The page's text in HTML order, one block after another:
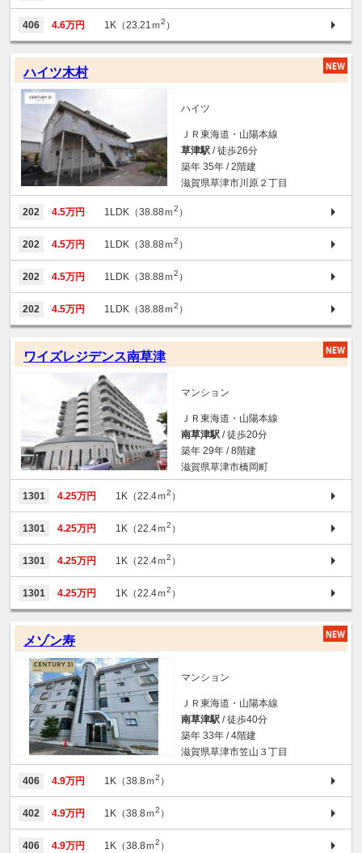
406 4.6万円 1K（23.21ｍ2 ）
ハイツ木村
ハイツ
ＪＲ東海道・山陽本線
草津駅 / 徒歩26分
築年 35年 / 2階建
滋賀県草津市川原２丁目
202 4.5万円 1LDK（38.88ｍ2 ）
202 4.5万円 1LDK（38.88ｍ2 ）
202 4.5万円 1LDK（38.88ｍ2 ）
202 4.5万円 1LDK（38.88ｍ2 ）
ワイズレジデンス南草津
マンション
ＪＲ東海道・山陽本線
南草津駅 / 徒歩20分
築年 29年 / 8階建
滋賀県草津市橋岡町
1301 4.25万円 1K（22.4ｍ2 ）
1301 4.25万円 1K（22.4ｍ2 ）
1301 4.25万円 1K（22.4ｍ2 ）
1301 4.25万円 1K（22.4ｍ2 ）
メゾン寿
マンション
ＪＲ東海道・山陽本線
南草津駅 / 徒歩40分
築年 33年 / 4階建
滋賀県草津市笠山３丁目
406 4.9万円 1K（38.8ｍ2 ）
402 4.9万円 1K（38.8ｍ2 ）
406 4.9万円 1K（38.8ｍ2 ）